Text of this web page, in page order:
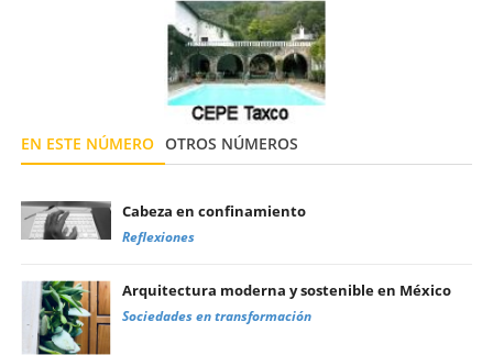
EN ESTE NÚMERO OTROS NÚMEROS
Cabeza en confinamiento
Reflexiones
Arquitectura moderna y sostenible en México
Sociedades en transformación